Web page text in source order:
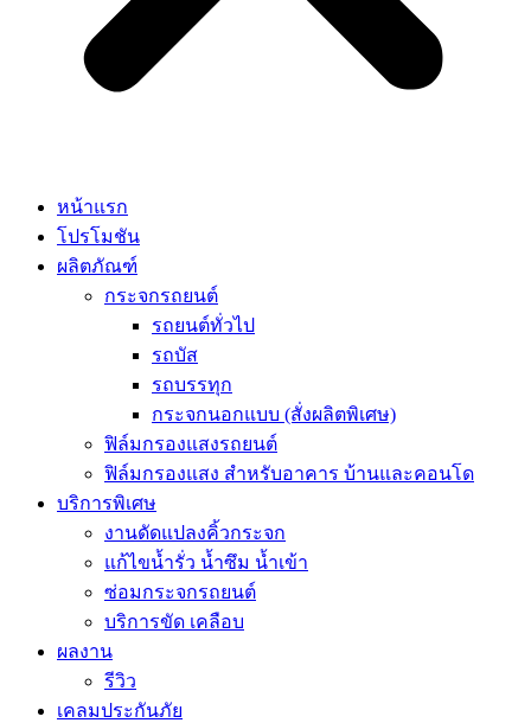
หน้าแรก
โปรโมชัน
ผลิตภัณฑ์
กระจกรถยนต์
รถยนต์ทั่วไป
รถบัส
รถบรรทุก
กระจกนอกแบบ (สั่งผลิตพิเศษ)
ฟิล์มกรองแสงรถยนต์
ฟิล์มกรองแสง สำหรับอาคาร บ้านและคอนโด
บริการพิเศษ
งานดัดแปลงคิ้วกระจก
แก้ไขน้ำรั่ว น้ำซึม น้ำเข้า
ซ่อมกระจกรถยนต์
บริการขัด เคลือบ
ผลงาน
รีวิว
เคลมประกันภัย